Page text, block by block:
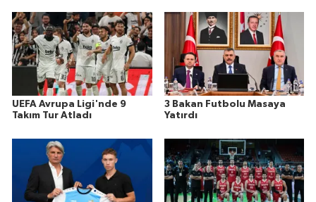
UEFA Avrupa Ligi'nde 9
Takım Tur Atladı
3 Bakan Futbolu Masaya
Yatırdı